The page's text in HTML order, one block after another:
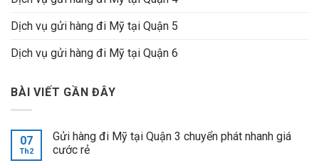
Dịch vụ gửi hàng đi Mỹ tại Quận 5
Dịch vụ gửi hàng đi Mỹ tại Quận 6
BÀI VIẾT GẦN ĐÂY
07
Th2
Gửi hàng đi Mỹ tại Quận 3 chuyển phát nhanh giá
cước rẻ